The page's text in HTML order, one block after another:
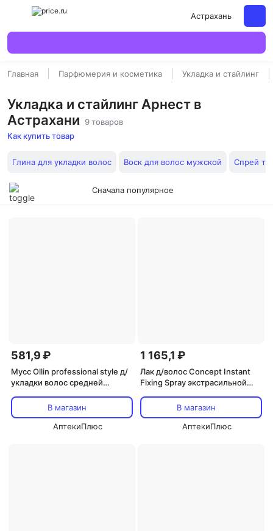
Астрахань
Главная Парфюмерия и косметика Укладка и стайлинг
Укладка и стайлинг Арнест в
Астрахани
9 товаров
Как купить товар
Глина для укладки волос Воск для волос мужской Спрей
Сначала популярное
581,9 ₽
Мусс Ollin professional style д/
укладки волос средней
В магазин
АптекиПлюс
1 165,1 ₽
Лак д/волос Concept Instant
Fixing Spray экстрасильной
В магазин
АптекиПлюс